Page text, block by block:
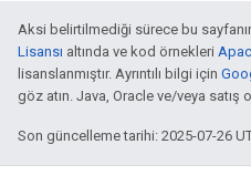
Aksi belirtilmediği sürece bu
Lisansı altında ve kod örnekleri
lisanslanmıştır. Ayrıntılı bilgi için
göz atın. Java, Oracle ve/veya satış
Son güncelleme tarihi: 2025-07-26